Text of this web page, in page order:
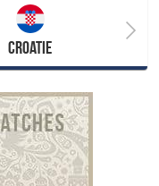
Croatie